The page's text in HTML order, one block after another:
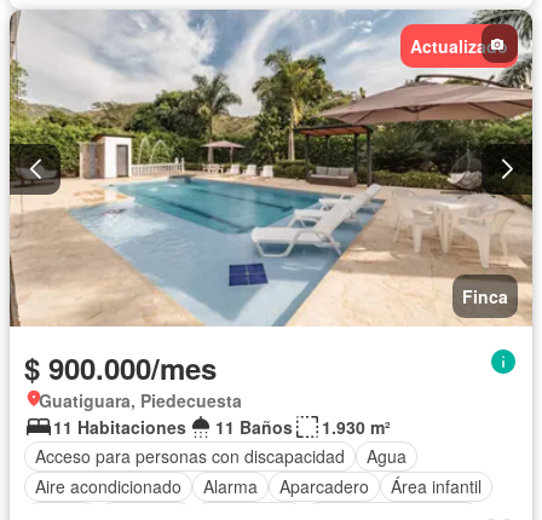
Actualizado
Finca
$ 900.000/mes
Guatiguara, Piedecuesta
11 Habitaciones
11 Baños
1.930 m²
Acceso para personas con discapacidad
Agua
Aire acondicionado
Alarma Aparcadero
Área infantil